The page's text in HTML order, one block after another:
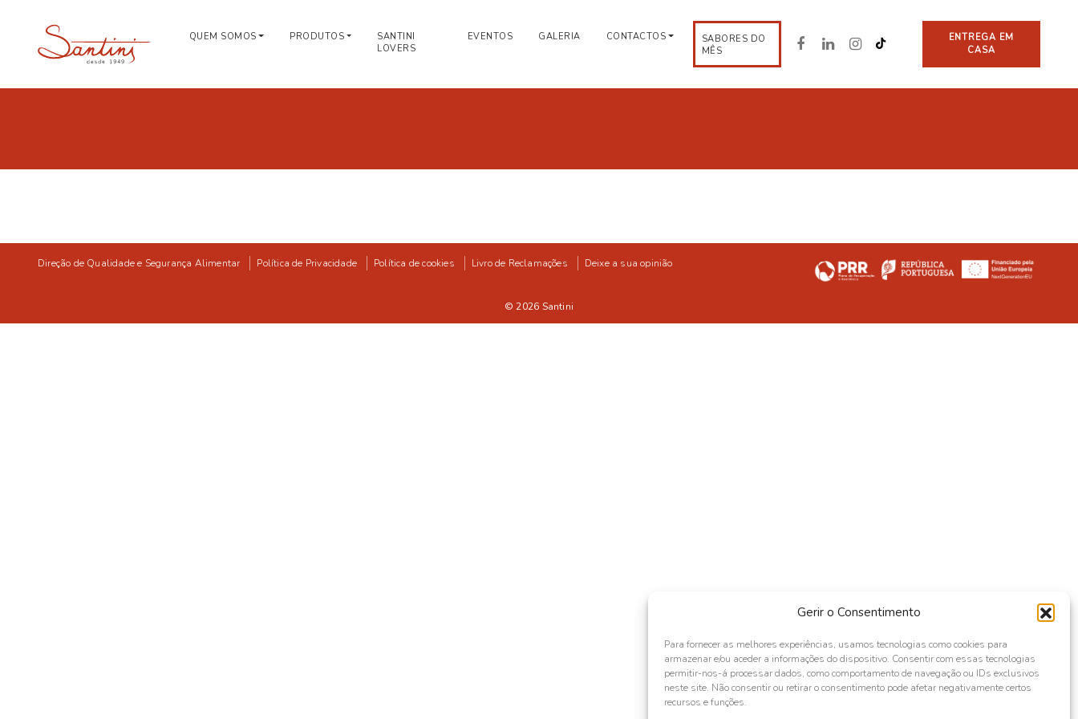
Gerir o Consentimento
Para fornecer as melhores experiências, usamos tecnologias como cookies para
armazenar e/ou aceder a informações do dispositivo. Consentir com essas tecnologias
permitir-nos-á processar dados, como comportamento de navegação ou IDs exclusivos
neste site. Não consentir ou retirar o consentimento pode afetar negativamente certos
recursos e funções.
QUEM SOMOS PRODUTOS
SANTINI
LOVERS
EVENTOS GALERIA CONTACTOS
SABORES DO
MÊS
ENTREGA EM
CASA
Direção de Qualidade e Segurança Alimentar Política de Privacidade Política de cookies Livro de Reclamações Deixe a sua opinião
© 2026 Santini